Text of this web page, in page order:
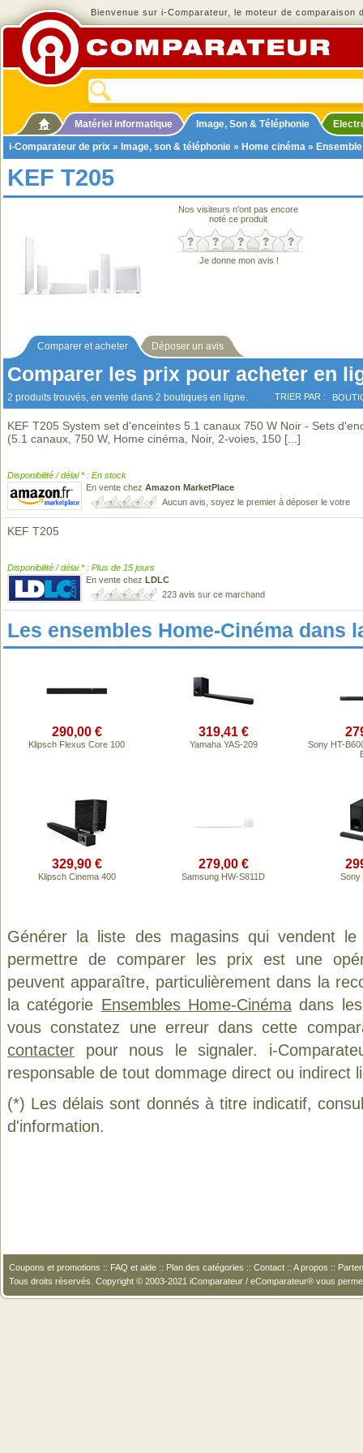
Bienvenue sur i-Comparateur, le moteur de comparaison
Matériel informatique Image, Son & Téléphonie
i-Comparateur de prix » Image, son & téléphonie » Home cinéma »
KEF T205
Nos visiteurs n'ont pas encore
noté ce produit
Je donne mon avis !
Comparer et acheter Déposer un avis
Comparer les prix pour acheter en
2 produits trouvés, en vente dans 2 boutiques en ligne. TRIER PAR :
KEF T205 System set d'enceintes 5.1 canaux 750 W Noir - Sets
(5.1 canaux, 750 W, Home cinéma, Noir, 2-voies, 150 [...]
Disponibilité / délai * : En stock
En vente chez Amazon MarketPlace
Aucun avis, soyez le premier à déposer le votre
KEF T205
Disponibilité / délai * : Plus de 15 jours
En vente chez LDLC
223 avis sur ce marchand
Les ensembles Home-Cinéma dans
290,00 €
Klipsch Flexus Core 100
319,41 €
Yamaha YAS-209
Sony HT-
329,90 €
Klipsch Cinema 400
279,00 €
Samsung HW-S811D Sony
Générer la liste des magasins qui vendent
permettre de comparer les prix est une
peuvent apparaître, particulièrement dans la
la catégorie Ensembles Home-Cinémadans les
vous constatez une erreur dans cette
contacter pour nous le signaler. i-
responsable de tout dommage direct ou indirect
(*) Les délais sont donnés à titre indicatif,
d'information.
Coupons et promotions :: FAQ et aide :: Plan des catégories :: Contact :: A propos ::
Tous droits réservés. Copyright © 2003-2021 iComparateur / eComparateur® vous